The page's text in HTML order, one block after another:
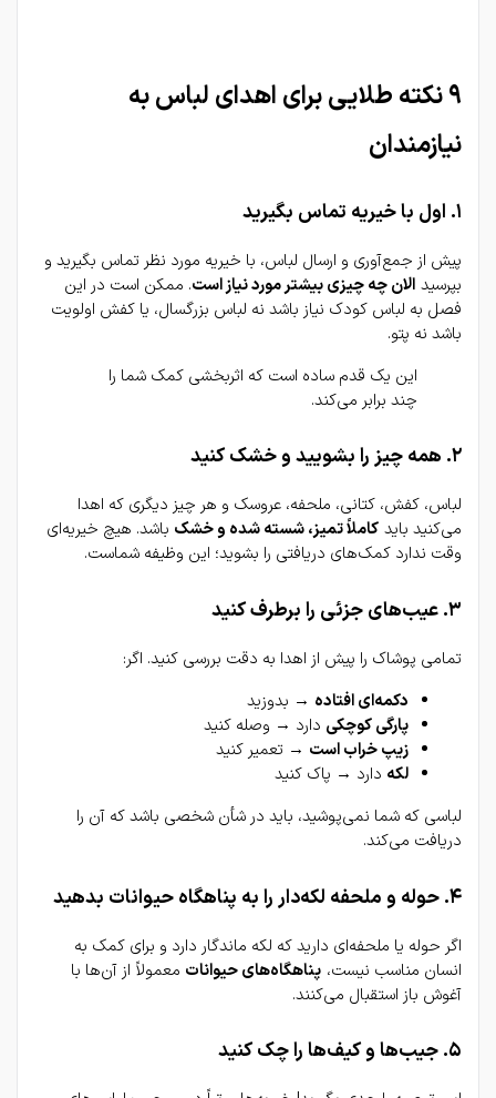
نیازمندان
۱. اول با خیریه تماس بگیرید
پیش از جمع‌آوری و ارسال لباس، با خیریه مورد نظر تماس بگیرید و
بپرسید الان چه چیزی بیشتر مورد نیاز است. ممکن است در این
باشد نه پتو.
این یک قدم ساده است که اثربخشی کمک شما را
چند برابر می‌کند.
۲. همه چیز را بشویید و خشک کنید
لباس، کفش، کتانی، ملحفه، عروسک و هر چیز دیگری که اهدا
می‌کنید باید
کاملاً تمیز، شسته شده و خشک
باشد. هیچ خیریه‌ای
وقت ندارد کمک‌های دریافتی را بشوید؛ این وظیفه شماست.
۳. عیب‌های جزئی را برطرف کنید
تمامی پوشاک را پیش از اهدا به دقت بررسی کنید. اگر:
دکمه‌ای افتاده
→ بدوزید
پارگی کوچکی دارد → وصله کنید
زیپ خراب است → تعمیر کنید
لکه دارد → پاک کنید
لباسی که شما نمی‌پوشید، باید در شأن شخصی باشد که آن را
دریافت می‌کند.
۴. حوله و ملحفه لکه‌دار را به پناهگاه حیوانات بدهید
اگر حوله یا ملحفه‌ای دارید که لکه ماندگار دارد و برای کمک به
انسان مناسب نیست، پناهگاه‌های حیوانات
معمولاً از آن‌ها با
آغوش باز استقبال می‌کنند.
۵. جیب‌ها و کیف‌ها را چک کنید